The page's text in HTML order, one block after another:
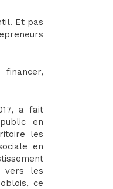
Et pas
a fait
en
les
en
vers les
ce